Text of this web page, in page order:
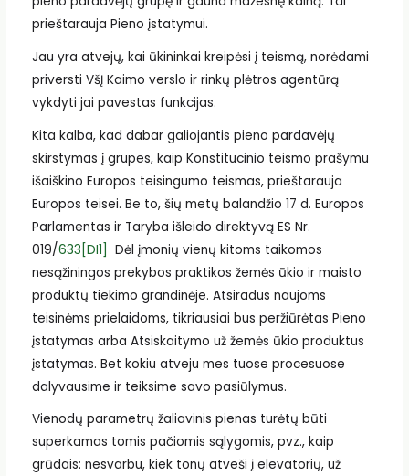
prieštarauja Pieno įstatymui.
Jau yra atvejų, kai ūkininkai kreipėsi į teismą, norėdami
priversti VšĮ Kaimo verslo ir rinkų plėtros agentūrą
vykdyti jai pavestas funkcijas.
Kita kalba, kad dabar galiojantis pieno pardavėjų
skirstymas į grupes, kaip Konstitucinio teismo prašymu
išaiškino Europos teisingumo teismas, prieštarauja
Europos teisei. Be to, šių metų balandžio 17 d. Europos
Parlamentas ir Taryba išleido direktyvą ES Nr.
019/633 [DI1] Dėl įmonių vienų kitoms taikomos
nesąžiningos prekybos praktikos žemės ūkio ir maisto
produktų tiekimo grandinėje. Atsiradus naujoms
teisinėms prielaidoms, tikriausiai bus peržiūrėtas Pieno
įstatymas arba Atsiskaitymo už žemės ūkio produktus
įstatymas. Bet kokiu atveju mes tuose procesuose
dalyvausime ir teiksime savo pasiūlymus.
Vienodų parametrų žaliavinis pienas turėtų būti
superkamas tomis pačiomis sąlygomis, pvz., kaip
grūdais: nesvarbu, kiek tonų atveši į elevatorių, už